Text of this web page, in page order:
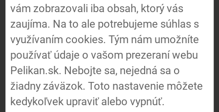
Úvod
O nás
Náš
príbeh
Naše
vám zobrazovali iba obsah, ktorý vás
zaujíma. Na to ale potrebujeme súhlas s
využívaním cookies. Tým nám umožníte
používať údaje o vašom prezeraní webu
Pelikan.sk. Nebojte sa, nejedná sa o
žiadny záväzok. Toto nastavenie môžete
kedykoľvek upraviť alebo vypnúť.